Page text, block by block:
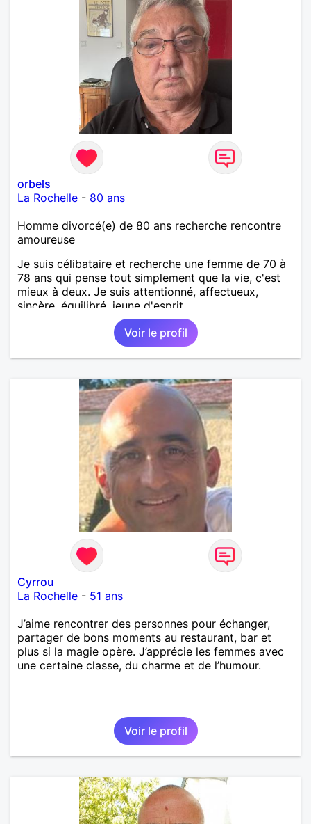
orbels
La Rochelle - 80 ans
Homme divorcé(e) de 80 ans recherche rencontre
amoureuse
Je suis célibataire et recherche une femme de 70 à
78 ans qui pense tout simplement que la vie, c'est
mieux à deux. Je suis attentionné, affectueux,
sincère, équilibré, jeune d'esprit
Voir le profil
Cyrrou
La Rochelle - 51 ans
J’aime rencontrer des personnes pour échanger,
partager de bons moments au restaurant, bar et
plus si la magie opère. J’apprécie les femmes avec
une certaine classe, du charme et de l’humour.
Voir le profil